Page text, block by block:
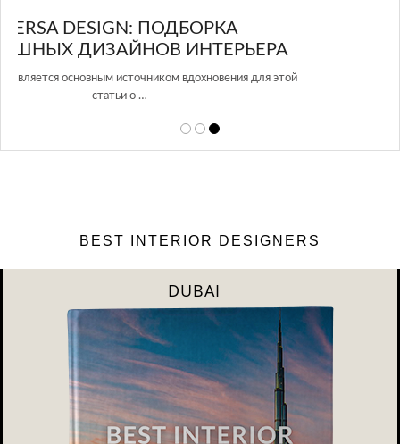
GLAZOV DESIGN GROUP – УНИКАЛЬНЫЙ
ПОДХОД К ДИЗАЙНУ
Glazov Design Group- это одна из лучших студий дизайна интерьера
BEST INTERIOR DESIGNERS
DUBAI